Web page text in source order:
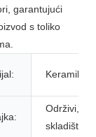
garantujući
s toliko
Keramika
Održivi, ​​
skladište